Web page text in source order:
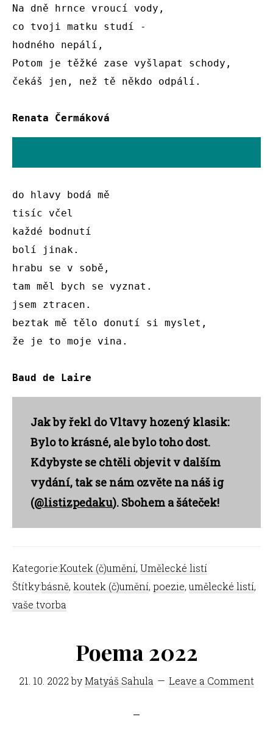
Na dně hrnce vroucí vody,
co tvoji matku studí -
hodného nepálí,
Potom je těžké zase vyšlapat schody,
čekáš jen, než tě někdo odpálí.
Renata Čermáková
do hlavy bodá mě
tisíc včel
každé bodnutí
bolí jinak.
hrabu se v sobě,
tam měl bych se vyznat.
jsem ztracen.
beztak mě tělo donutí si myslet,
že je to moje vina.
Baud de Laire
Jak by řekl do Vltavy hozený klasik:
Bylo to krásné, ale bylo toho dost.
Kdybyste se chtěli objevit v dalším
vydání, tak se nám ozvěte na náš ig
(@listizpedaku). Sbohem a šáteček!
Kategorie:Koutek (č)umění, Umělecké listí
Štítky:básně, koutek (č)umění, poezie, umělecké listí,
vaše tvorba
Poema 2022
21. 10. 2022byMatyáš Sahula Leave a Comment